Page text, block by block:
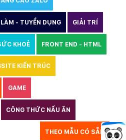
- TUYỂN DỤNG GIẢI TRÍ
KHOẺ FRONT END - HTML
KIẾN TRÚC
GAME
CÔNG THỨC NẤU ĂN
THEO MẪU CÓ SẴN